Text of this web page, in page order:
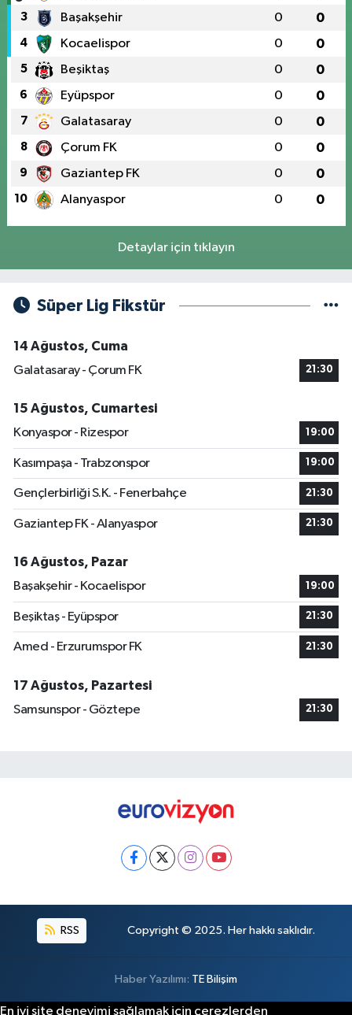
3 Başakşehir 0 0
4 Kocaelispor 0 0
5 Beşiktaş 0 0
6 Eyüpspor 0 0
7 Galatasaray 0 0
8 Çorum FK 0 0
9 Gaziantep FK 0 0
10 Alanyaspor 0 0
Detaylar için tıklayın
Süper Lig Fikstür
14 Ağustos, Cuma
Galatasaray - Çorum FK
21:30
15 Ağustos, Cumartesi
Konyaspor - Rizespor
19:00
Kasımpaşa - Trabzonspor 19:00
Gençlerbirliği S.K. - Fenerbahçe 21:30
Gaziantep FK - Alanyaspor 21:30
16 Ağustos, Pazar
Başakşehir - Kocaelispor
19:00
Beşiktaş - Eyüpspor 21:30
Amed - Erzurumspor FK 21:30
17 Ağustos, Pazartesi
Samsunspor - Göztepe
21:30
RSS Copyright © 2025. Her hakkı saklıdır.
Haber Yazılımı: TE Bilişim
En iyi site deneyimi sağlamak için çerezlerden